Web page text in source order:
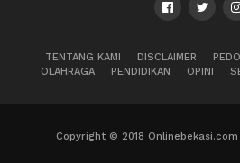
TENTANG KAMI DISCLAIMER
OLAHRAGA
PENDIDIKAN OPINI
Copyright © 2018